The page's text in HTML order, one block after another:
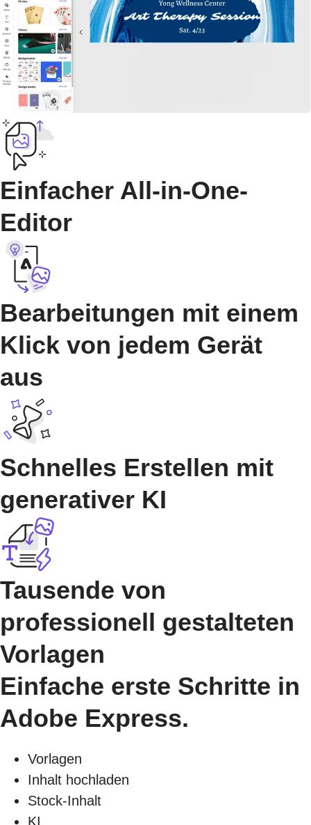
Einfacher All-in-One-
Editor
Bearbeitungen mit einem
Klick von jedem Gerät
aus
Schnelles Erstellen mit
generativer KI
Tausende von
professionell gestalteten
Vorlagen
Einfache erste Schritte in
Adobe Express.
Vorlagen
Inhalt hochladen
Stock-Inhalt
KI